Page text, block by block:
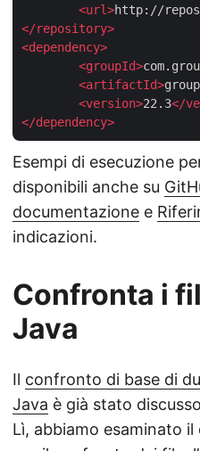
<url>http://
</repository>
<dependency>
<groupId>
<artifactId>
<version>22.3</
</dependency>
Esempi di esecuzione
disponibili anche su
documentazione e
indicazioni.
Confronta i
Java
Il confronto di base di
Java è già stato
Lì, abbiamo esaminato